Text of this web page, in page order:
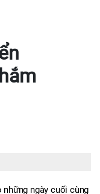
ngày cuối cùng